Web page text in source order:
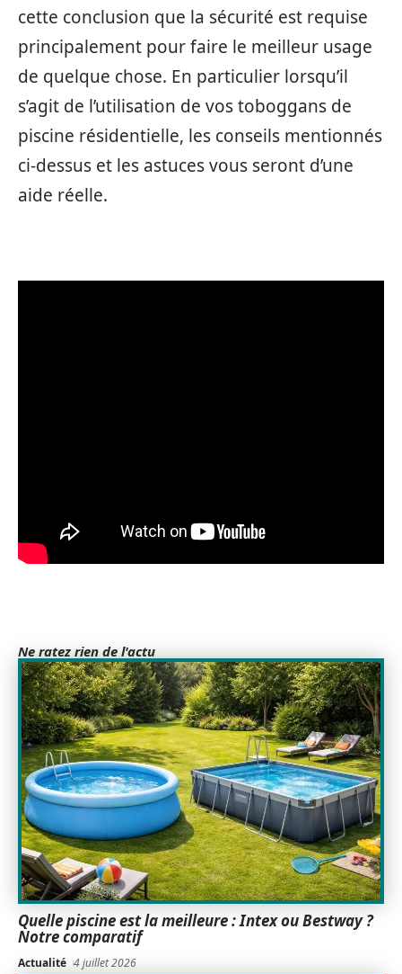
cette conclusion que la sécurité est requise
principalement pour faire le meilleur usage
de quelque chose. En particulier lorsqu’il
s’agit de l’utilisation de vos toboggans de
piscine résidentielle, les conseils mentionnés
ci-dessus et les astuces vous seront d’une
aide réelle.
Ne ratez rien de l'actu
Quelle piscine est la meilleure : Intex ou Bestway ?
Notre comparatif
Actualité 4 juillet 2026